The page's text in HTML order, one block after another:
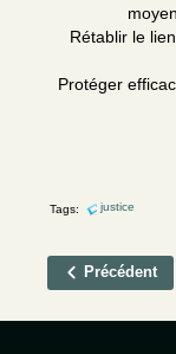
Rétablir le
Protéger
Tags: justice
Précédent